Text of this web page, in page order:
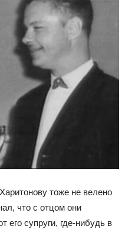
тоже не велено
что с отцом они
его супруги, где-нибудь в